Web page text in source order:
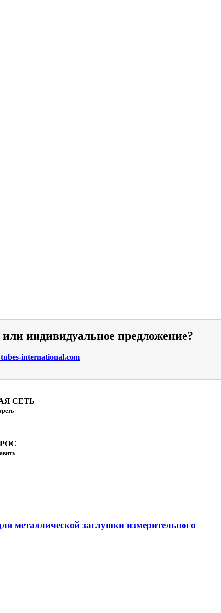
индивидуальное предложение?
international.com
СЕТЬ
металлической заглушки измерительного